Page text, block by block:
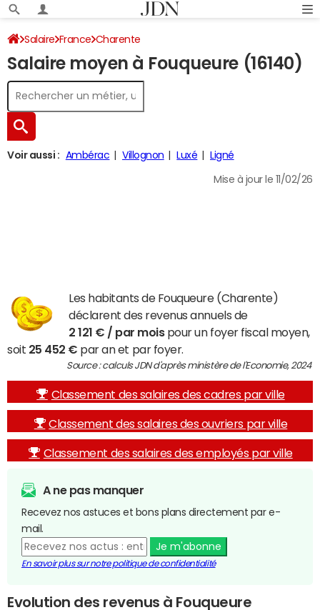
Salaire France Charente
Salaire moyen à Fouqueure (16140)
Voir aussi : Ambérac Villognon Luxé Ligné
Mise à jour le 11/02/26
Les habitants de Fouqueure (Charente)
déclarent des revenus annuels de
2 121 € / par moispour un foyer fiscal moyen,
soit 25 452 € par an et par foyer.
Source : calculs JDN d'après ministère de l'Economie, 2024
Classement des salaires des cadres par ville
Classement des salaires des ouvriers par ville
Classement des salaires des employés par ville
A ne pas manquer
Recevez nos astuces et bons plans directement par e-
mail.
Je m'abonne
En savoir plus sur notre politique de confidentialité
Evolution des revenus à Fouqueure